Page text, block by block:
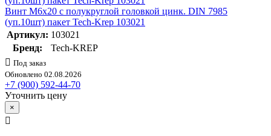
Винт М6х20 с полукруглой головкой цинк. DIN 7985
(уп.10шт) пакет Tech-Krep 103021
Артикул: 103021
Бренд:
Tech-KREP
Под заказ
Обновлено 02.08.2026
+7 (900) 592-44-70
Уточнить цену
×